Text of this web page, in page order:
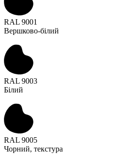
RAL 9001
Вершково-білий
RAL 9003
Білий
RAL 9005
Чорний, текстура